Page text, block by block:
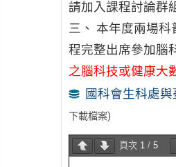
請加入課程討論群
三、 本年度兩場
程完整出席參加腦
之腦科技或健康大
國科會生科處
下載檔案)
頁次 1/ 5